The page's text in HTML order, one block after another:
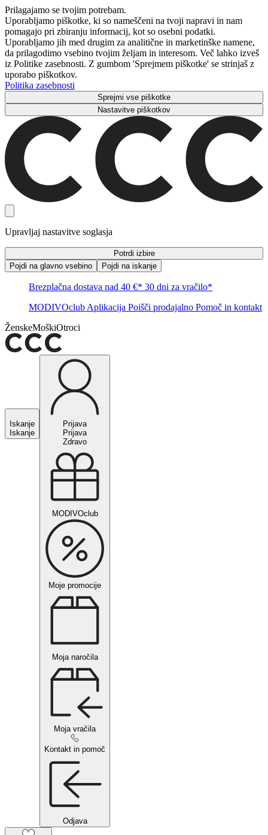
Prilagajamo se tvojim potrebam.
Uporabljamo piškotke, ki so nameščeni na tvoji napravi in ​​nam
pomagajo pri zbiranju informacij, kot so osebni podatki.
Uporabljamo jih med drugim za analitične in marketinške namene,
da prilagodimo vsebino tvojim željam in interesom. Več lahko izveš
iz Politike zasebnosti. Z gumbom 'Sprejmem piškotke' se strinjaš z
uporabo piškotkov.
Politika zasebnosti
Sprejmi vse piškotke
Nastavitve piškotkov
Upravljaj nastavitve soglasja
Potrdi izbire
Pojdi na glavno vsebino
Pojdi na iskanje
Brezplačna dostava nad 40 €* 30 dni za vračilo*
MODIVOclub Aplikacija Poišči prodajalno Pomoč in kontakt
ŽenskeMoškiOtroci
Iskanje
Iskanje
Prijava
Prijava
Zdravo
MODIVOclub
Moje promocije
Moja naročila
Moja vračila
Kontakt in pomoč
Odjava